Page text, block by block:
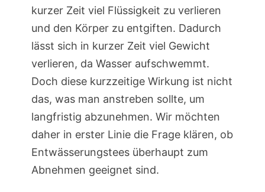
kurzer Zeit viel Flüssigkeit zu verlieren
und den Körper zu entgiften. Dadurch
lässt sich in kurzer Zeit viel Gewicht
verlieren, da Wasser aufschwemmt.
Doch diese kurzzeitige Wirkung ist nicht
das, was man anstreben sollte, um
langfristig abzunehmen. Wir möchten
daher in erster Linie die Frage klären, ob
Entwässerungstees überhaupt zum
Abnehmen geeignet sind.